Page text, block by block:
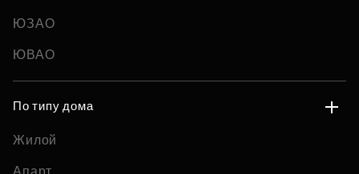
ЮЗАО
ЮВАО
По типу дома
Жилой
Апарт